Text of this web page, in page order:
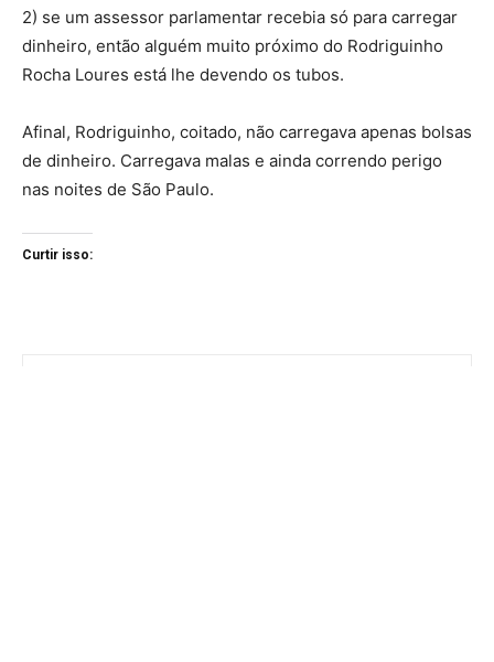
2) se um assessor parlamentar recebia só para carregar
dinheiro, então alguém muito próximo do Rodriguinho
Rocha Loures está lhe devendo os tubos.
Afinal, Rodriguinho, coitado, não carregava apenas bolsas
de dinheiro. Carregava malas e ainda correndo perigo
nas noites de São Paulo.
Curtir isso: